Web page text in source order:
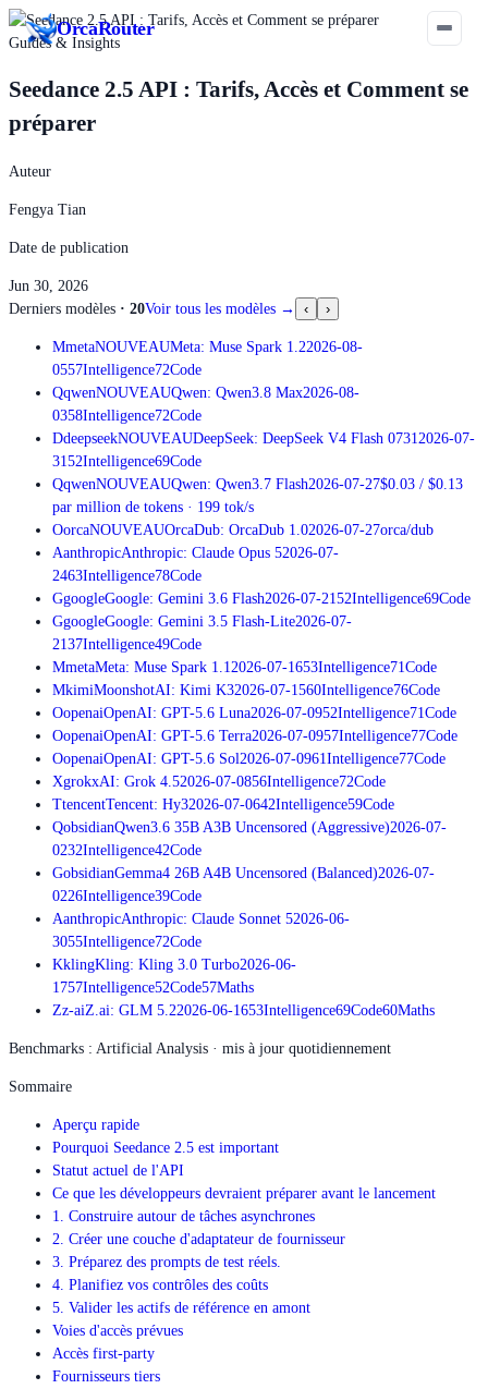
OrcaRouter
Guides & Insights
Seedance 2.5 API : Tarifs, Accès et Comment se
préparer
Auteur
Fengya Tian
Date de publication
Jun 30, 2026
Derniers modèles · 20Voir tous les modèles → ‹ ›
MmetaNOUVEAUMeta: Muse Spark 1.22026-08-
0557Intelligence72Code
QqwenNOUVEAUQwen: Qwen3.8 Max2026-08-
0358Intelligence72Code
DdeepseekNOUVEAUDeepSeek: DeepSeek V4 Flash 0731 2026-07-
31 52Intelligence69Code
QqwenNOUVEAUQwen: Qwen3.7 Flash2026-07-27$0.03 / $0.13
par million de tokens · 199 tok/s
OorcaNOUVEAUOrcaDub: OrcaDub 1.02026-07-27orca/dub
AanthropicAnthropic: Claude Opus 52026-07-
2463Intelligence78Code
GgoogleGoogle: Gemini 3.6 Flash2026-07-21 52Intelligence69Code
GgoogleGoogle: Gemini 3.5 Flash-Lite2026-07-
21 37Intelligence49Code
MmetaMeta: Muse Spark 1.1 2026-07-1653Intelligence71 Code
MkimiMoonshotAI: Kimi K32026-07-1560Intelligence76Code
OopenaiOpenAI: GPT-5.6 Luna2026-07-0952Intelligence71 Code
OopenaiOpenAI: GPT-5.6 Terra2026-07-0957Intelligence77Code
OopenaiOpenAI: GPT-5.6 Sol 2026-07-0961 Intelligence77Code
XgrokxAI: Grok 4.52026-07-0856Intelligence72Code
TtencentTencent: Hy32026-07-0642Intelligence59Code
QobsidianQwen3.6 35B A3B Uncensored (Aggressive)2026-07-
0232Intelligence42Code
GobsidianGemma4 26B A4B Uncensored (Balanced)2026-07-
0226Intelligence39Code
AanthropicAnthropic: Claude Sonnet 52026-06-
3055Intelligence72Code
KklingKling: Kling 3.0 Turbo2026-06-
1757Intelligence52Code57Maths
Zz-aiZ.ai: GLM 5.22026-06-1653Intelligence69Code60Maths
Benchmarks : Artificial Analysis · mis à jour quotidiennement
Sommaire
Aperçu rapide
Pourquoi Seedance 2.5 est important
Statut actuel de l'API
Ce que les développeurs devraient préparer avant le lancement
1. Construire autour de tâches asynchrones
2. Créer une couche d'adaptateur de fournisseur
3. Préparez des prompts de test réels.
4. Planifiez vos contrôles des coûts
5. Valider les actifs de référence en amont
Voies d'accès prévues
Accès first-party
Fournisseurs tiers